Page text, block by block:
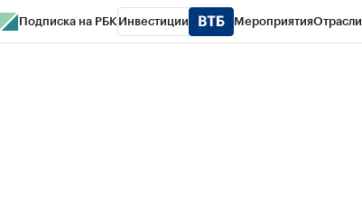
Подписка на РБК Инвестиции МероприятияОтрасли